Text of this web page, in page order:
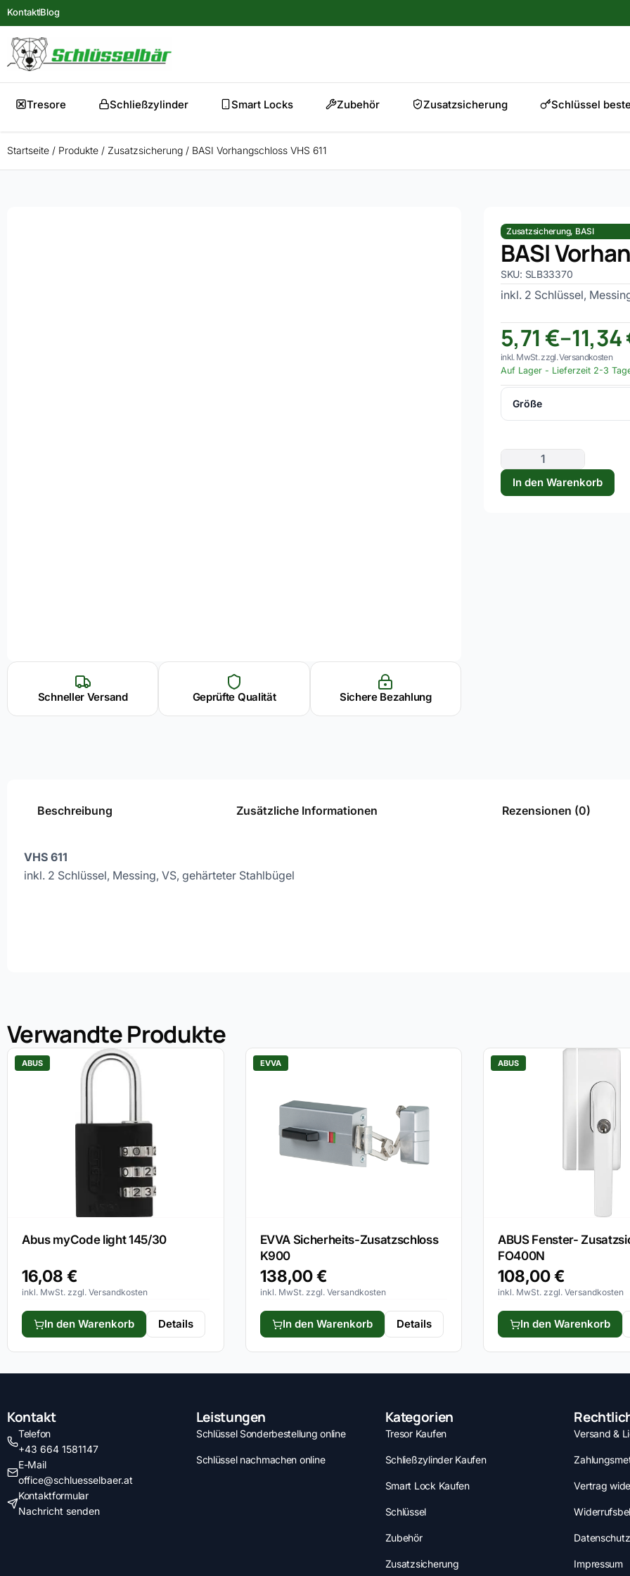
KontaktBlog
Tresore Schließzylinder Smart Locks Zubehör Zusatzsicherung Schlüssel
Startseite / Produkte / Zusatzsicherung / BASI Vorhangschloss VHS 611
Schneller Versand Geprüfte Qualität Sichere Bezahlung
Zusatzsicherung, BASI
BASI
SKU: SLB33370
inkl. 2 Schlüssel,
5,71 €–11,34
inkl. MwSt. zzgl. Versandkosten
Auf Lager - Lieferzeit 2-3
Größe
40
In den Warenkorb
Beschreibung Zusätzliche Informationen Rezensionen (0)
VHS 611
inkl. 2 Schlüssel, Messing, VS, gehärteter Stahlbügel
Verwandte Produkte
ABUS
Abus myCode light 145/30
16,08 €
inkl. MwSt. zzgl. Versandkosten
In den Warenkorb Details
EVVA
EVVA Sicherheits-Zusatzschloss
K900
138,00€
inkl. MwSt. zzgl. Versandkosten
In den Warenkorb Details
ABUS
ABUS Fenster-
FO400N
108,00€
inkl. MwSt. zzgl. Versandkosten
In den Warenkorb
Kontakt
Telefon
+43 664 1581147
E-Mail
office@schluesselbaer.at
Kontaktformular
Nachricht senden
Leistungen
Schlüssel Sonderbestellung online
Schlüssel nachmachen online
Kategorien
Tresor Kaufen
Schließzylinder Kaufen
Smart Lock Kaufen
Schlüssel
Zubehör
Zusatzsicherung
Versand &
Vertrag
Impressum